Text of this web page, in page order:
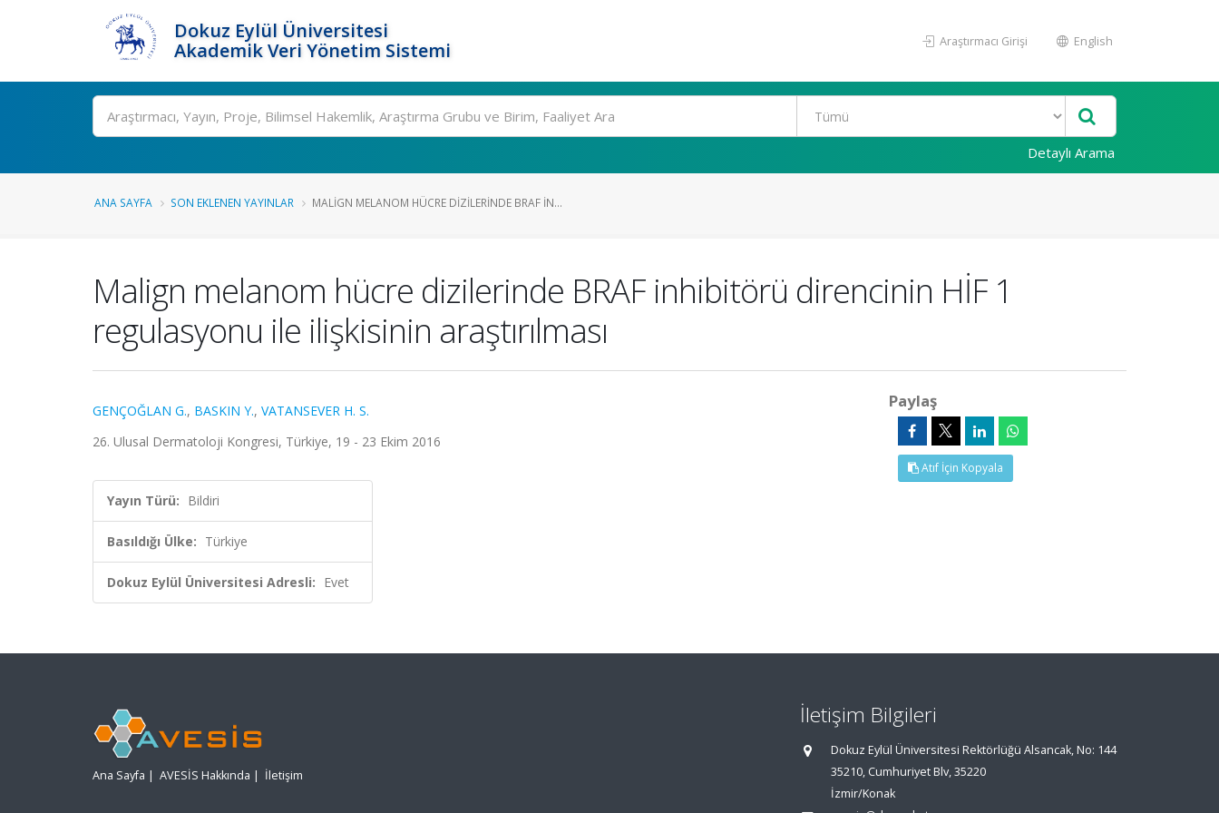
Dokuz Eylül Üniversitesi
Akademik Veri Yönetim Sistemi
Araştırmacı Girişi English
Ara
Detaylı Arama
ANA SAYFA SON EKLENEN YAYINLAR MALIGN MELANOM HÜCRE DIZILERINDE BRAF IN...
Malign melanom hücre dizilerinde BRAF inhibitörü direncinin HİF 1
regulasyonu ile ilişkisinin araştırılması
GENÇOĞLAN G., BASKIN Y., VATANSEVER H. S.
26. Ulusal Dermatoloji Kongresi, Türkiye, 19 - 23 Ekim 2016
Yayın Türü: Bildiri
Basıldığı Ülke: Türkiye
Dokuz Eylül Üniversitesi Adresli: Evet
Paylaş
Atıf İçin Kopyala
Ana Sayfa | AVESİS Hakkında | İletişim
İletişim Bilgileri
Dokuz Eylül Üniversitesi Rektörlüğü Alsancak, No: 144
35210, Cumhuriyet Blv, 35220
İzmir/Konak